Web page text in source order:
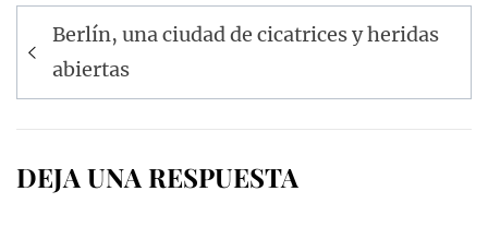
Navegación
de
entradas
Berlín, una ciudad de cicatrices y heridas
abiertas
DEJA UNA RESPUESTA